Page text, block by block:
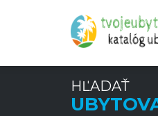
HĽADAŤ